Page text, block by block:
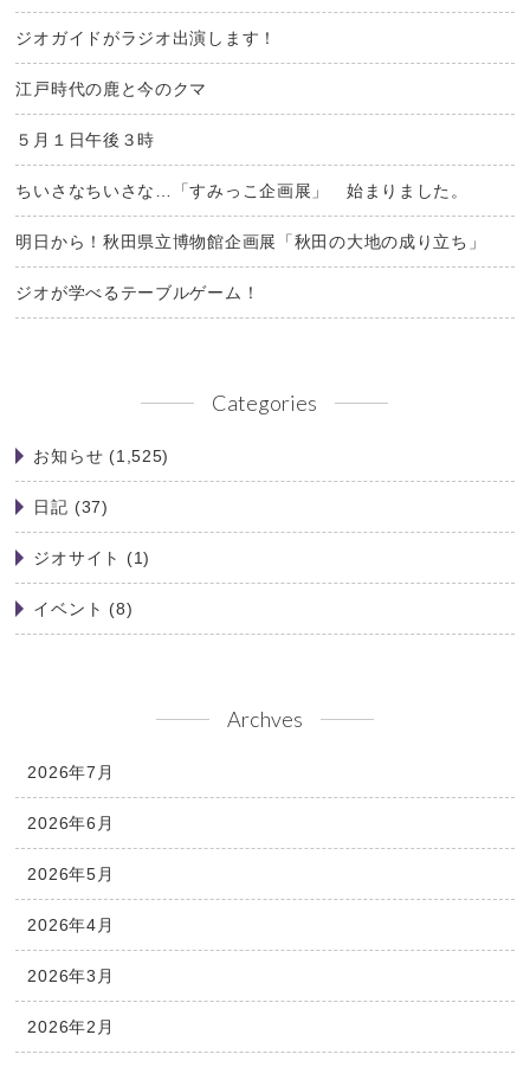
ジオガイドがラジオ出演します！
江戸時代の鹿と今のクマ
５月１日午後３時
ちいさなちいさな…「すみっこ企画展」 始まりました。
明日から！秋田県立博物館企画展「秋田の大地の成り立ち」
ジオが学べるテーブルゲーム！
Categories
お知らせ (1,525)
日記 (37)
ジオサイト (1)
イベント (8)
Archves
2026年7月
2026年6月
2026年5月
2026年4月
2026年3月
2026年2月